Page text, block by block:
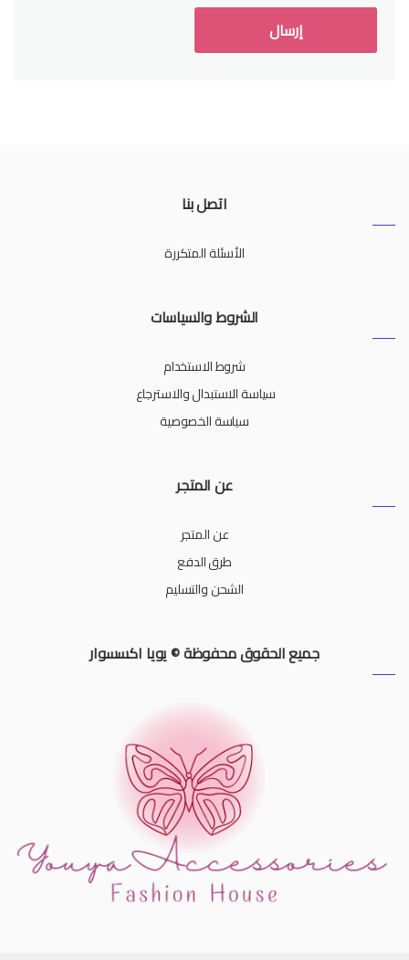
اتصل بنا
الأسئلة المتكررة
الشروط والسياسات
شروط الاستخدام
سياسة الاستبدال والاسترجاع
سياسة الخصوصية
عن المتجر
عن المتجر
طرق الدفع
الشحن والتسليم
جميع الحقوق محفوظة © يويا اكسسوار